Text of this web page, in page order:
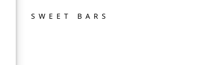
SWEET BARS